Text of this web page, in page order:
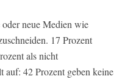
oder neue Medien wie
17 Prozent
als nicht
42 Prozent geben keine